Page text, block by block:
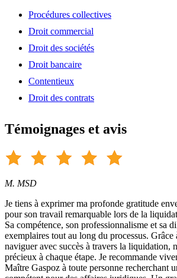
Procédures collectives
Droit commercial
Droit des sociétés
Droit bancaire
Contentieux
Droit des contrats
Témoignages et avis
M. MSD
Je tiens à exprimer ma profonde gratitude
pour son travail remarquable lors de la
Sa compétence, son professionnalisme et sa
exemplaires tout au long du processus. Grâce
naviguer avec succès à travers la liquidation,
précieux à chaque étape. Je recommande
Maître Gaspoz à toute personne recherchant